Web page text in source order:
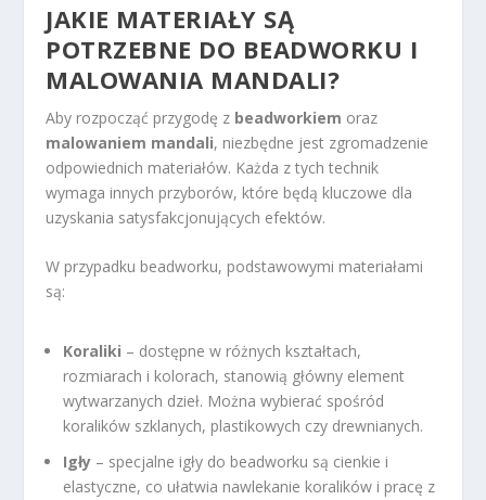
JAKIE MATERIAŁY SĄ
POTRZEBNE DO BEADWORKU I
MALOWANIA MANDALI?
Aby rozpocząć przygodę z beadworkiem oraz
malowaniem mandali, niezbędne jest zgromadzenie
odpowiednich materiałów. Każda z tych technik
wymaga innych przyborów, które będą kluczowe dla
uzyskania satysfakcjonujących efektów.
W przypadku beadworku, podstawowymi materiałami
są:
Koraliki – dostępne w różnych kształtach,
rozmiarach i kolorach, stanowią główny element
wytwarzanych dzieł. Można wybierać spośród
koralików szklanych, plastikowych czy drewnianych.
Igły – specjalne igły do beadworku są cienkie i
elastyczne, co ułatwia nawlekanie koralików i pracę z